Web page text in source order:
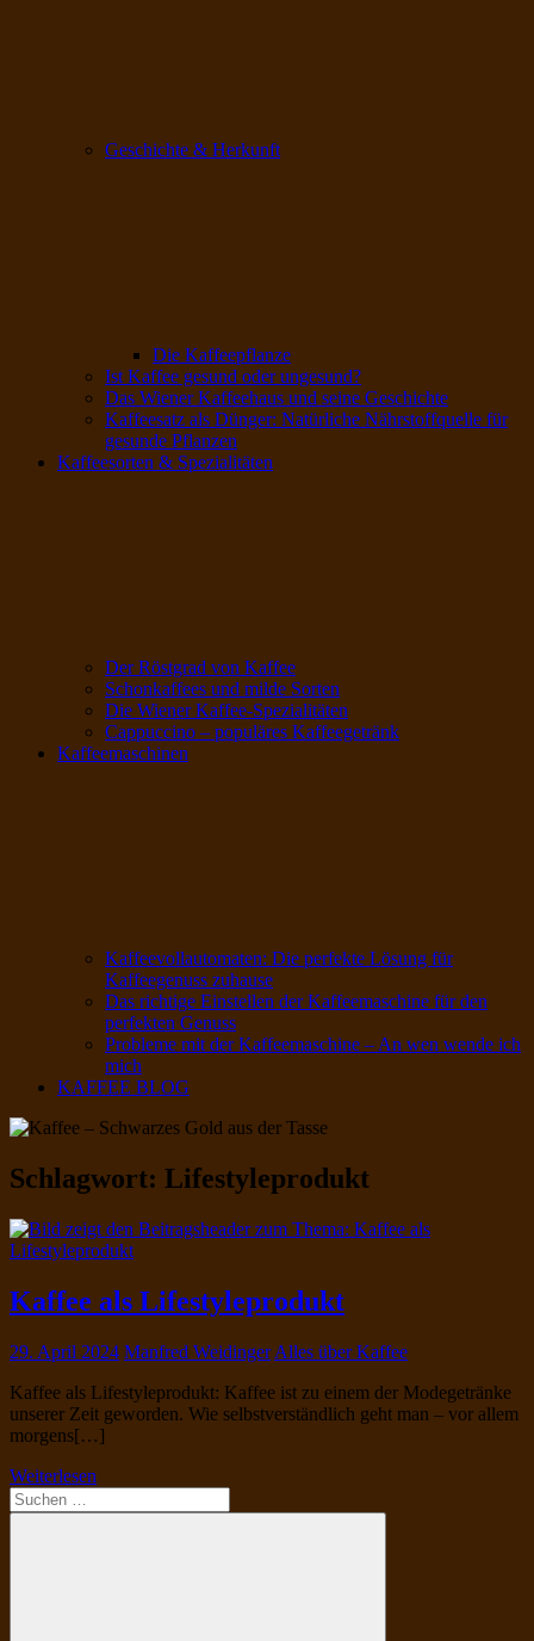
Geschichte & Herkunft
Die Kaffeepflanze
Ist Kaffee gesund oder ungesund?
Das Wiener Kaffeehaus und seine Geschichte
Kaffeesatz als Dünger: Natürliche Nährstoffquelle für
gesunde Pflanzen
Kaffeesorten & Spezialitäten
Der Röstgrad von Kaffee
Schonkaffees und milde Sorten
Die Wiener Kaffee-Spezialitäten
Cappuccino – populäres Kaffeegetränk
Kaffeemaschinen
Kaffeevollautomaten: Die perfekte Lösung für
Kaffeegenuss zuhause
Das richtige Einstellen der Kaffeemaschine für den
perfekten Genuss
Probleme mit der Kaffeemaschine – An wen wende ich
mich
KAFFEE BLOG
Schlagwort: Lifestyleprodukt
Kaffee als Lifestyleprodukt
29. April 2024 Manfred Weidinger Alles über Kaffee
Kaffee als Lifestyleprodukt: Kaffee ist zu einem der Modegetränke
unserer Zeit geworden. Wie selbstverständlich geht man – vor allem
morgens[…]
Weiterlesen
Suchen
nach: